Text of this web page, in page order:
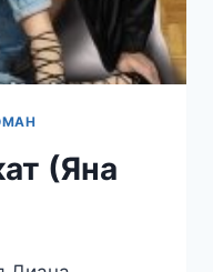
(Яна